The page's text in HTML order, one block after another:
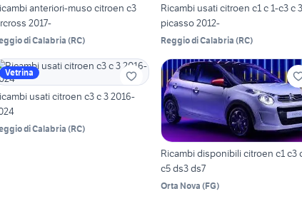
anteriori-muso citroen c3
2017-
di Calabria (RC)
Ricambi usati citroen c1 c 1-c3 c 3
picasso 2012-
Reggio di Calabria (RC)
Vetrina
usati citroen c3 c 3 2016-
di Calabria (RC)
Ricambi disponibili citroen c1 c3
c5 ds3 ds7
Orta Nova (FG)